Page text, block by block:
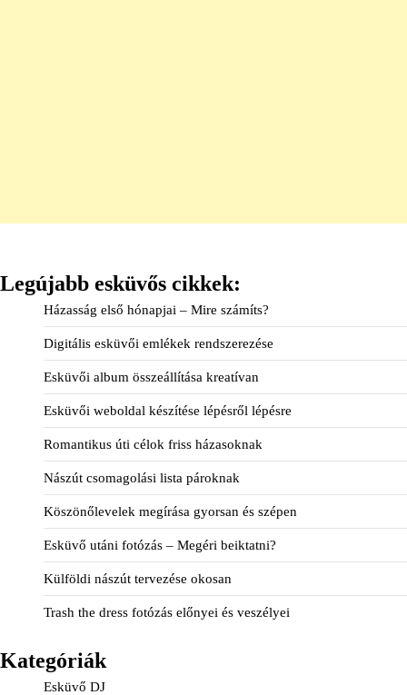
Legújabb esküvős cikkek:
Házasság első hónapjai – Mire számíts?
Digitális esküvői emlékek rendszerezése
Esküvői album összeállítása kreatívan
Esküvői weboldal készítése lépésről lépésre
Romantikus úti célok friss házasoknak
Nászút csomagolási lista pároknak
Köszönőlevelek megírása gyorsan és szépen
Esküvő utáni fotózás – Megéri beiktatni?
Külföldi nászút tervezése okosan
Trash the dress fotózás előnyei és veszélyei
Kategóriák
Esküvő DJ